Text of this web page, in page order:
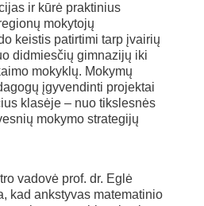
ir kūrė praktinius
mokytojų
keistis patirtimi tarp įvairių
didmiesčių gimnazijų iki
mokyklų. Mokymų
įgyvendinti projektai
klasėje – nuo tikslesnės
mokymo strategijų
vadovė prof. dr. Eglė
kad ankstyvas matematinio